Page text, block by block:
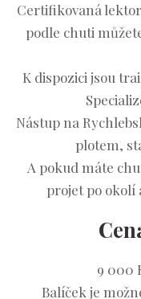
Certifikovaná
podle chuti
K dispozici jsou
Nástup na
plotem,
A pokud máte
projet po okolí
9 000
Balíček je